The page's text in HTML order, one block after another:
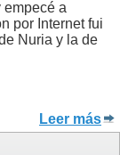
empecé a
por Internet fui
Nuria y la de
Leer más